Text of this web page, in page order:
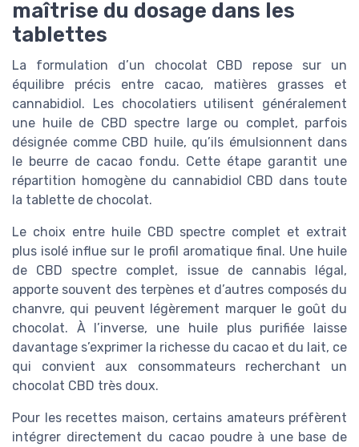
maîtrise du dosage dans les
tablettes
La formulation d’un chocolat CBD repose sur un
équilibre précis entre cacao, matières grasses et
cannabidiol. Les chocolatiers utilisent généralement
une huile de CBD spectre large ou complet, parfois
désignée comme CBD huile, qu’ils émulsionnent dans
le beurre de cacao fondu. Cette étape garantit une
répartition homogène du cannabidiol CBD dans toute
la tablette de chocolat.
Le choix entre huile CBD spectre complet et extrait
plus isolé influe sur le profil aromatique final. Une huile
de CBD spectre complet, issue de cannabis légal,
apporte souvent des terpènes et d’autres composés du
chanvre, qui peuvent légèrement marquer le goût du
chocolat. À l’inverse, une huile plus purifiée laisse
davantage s’exprimer la richesse du cacao et du lait, ce
qui convient aux consommateurs recherchant un
chocolat CBD très doux.
Pour les recettes maison, certains amateurs préfèrent
intégrer directement du cacao poudre à une base de